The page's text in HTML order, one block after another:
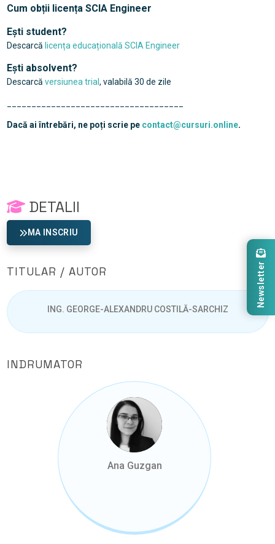
Cum obții licența SCIA Engineer
Ești student?
Descarcă licența educațională SCIA Engineer
Ești absolvent?
Descarcă versiunea trial , valabilă 30 de zile
Dacă ai întrebări, ne poți scrie pe contact@cursuri.online.
DETALII
MA INSCRIU
TITULAR / AUTOR
ING. GEORGE-ALEXANDRU COSTILĂ-SARCHIZ
INDRUMATOR
Ana Guzgan
Newsletter